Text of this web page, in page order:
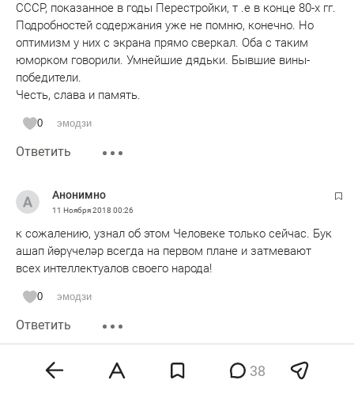
СССР, показанное в годы Перестройки, т .е в конце 80-х гг.
Подробностей содержания уже не помню, конечно. Но
оптимизм у них с экрана прямо сверкал. Оба с таким
юморком говорили. Умнейшие дядьки. Бывшие вины-
победители.
Честь, слава и память.
0 эмодзи
Ответить
Анонимно
11 Ноября 2018 00:26
к сожалению, узнал об этом Человеке только сейчас. Бук
ашап йөрүчеләр всегда на первом плане и затмевают
всех интеллектуалов своего народа!
0 эмодзи
Ответить
Анонимно 38